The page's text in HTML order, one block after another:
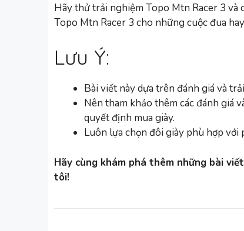
Hãy thử trải nghiệm Topo Mtn Racer 3 và
Topo Mtn Racer 3 cho những cuộc đua
Lưu Ý:
Bài viết này dựa trên đánh giá và
Nên tham khảo thêm các đánh giá
quyết định mua giày.
Luôn lựa chọn đôi giày phù hợp với
Hãy cùng khám phá thêm những bài
tôi!